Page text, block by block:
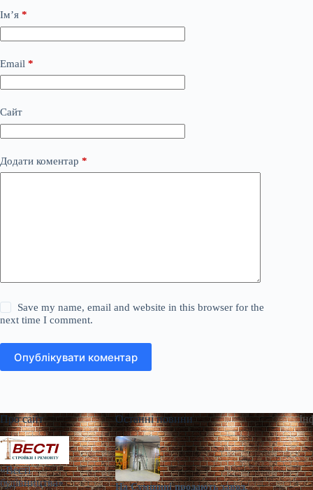
Ім’я *
Email *
Сайт
Додати коментар *
Save my name, email and website in this browser for the
next time I comment.
Опублікувати коментар
Про сайт
«Весті
будівництва»
Останні новини
На Сумщині продають завод,